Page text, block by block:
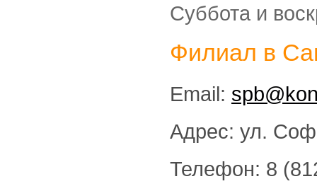
Суббота и
Филиал в
Email:
Адрес: ул.
Телефон: 8